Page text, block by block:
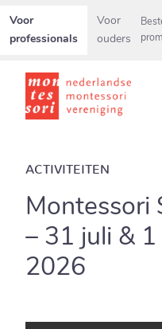
Montessori
– 31 juli &
2026
ACTIVITEITEN
Secundaire navigatiemenu
Voor
professionals
Voor
ouders